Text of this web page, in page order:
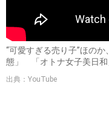
“可愛すぎる売り子”ほの
態」 「オトナ女子美日和
出典：YouTube